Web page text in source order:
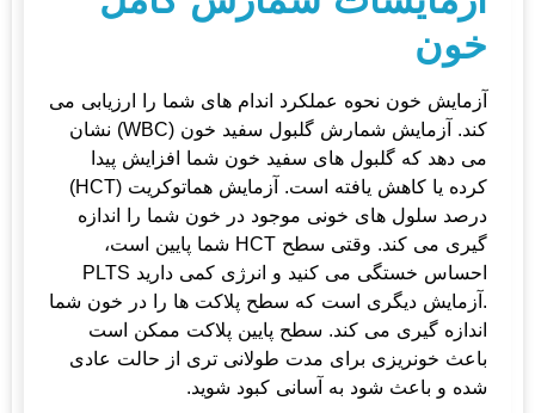
خون
آزمایش خون نحوه عملکرد اندام های شما را ارزیابی می
کند. آزمایش شمارش گلبول سفید خون (WBC) نشان
می دهد که گلبول های سفید خون شما افزایش پیدا
کرده یا کاهش یافته است. آزمایش هماتوکریت (HCT)
درصد سلول های خونی موجود در خون شما را اندازه
گیری می کند. وقتی سطح HCT شما پایین است،
احساس خستگی می کنید و انرژی کمی دارید PLTS
.آزمایش دیگری است که سطح پلاکت ها را در خون شما
اندازه گیری می کند. سطح پایین پلاکت ممکن است
باعث خونریزی برای مدت طولانی تری از حالت عادی
شده و باعث شود به آسانی کبود شوید.